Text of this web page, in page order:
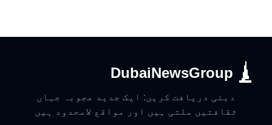
DubaiNewsGroup
دبئی دریافت کریں: ایک جدید عجوبہ جہاں
ثقافتیں ملتی ہیں اور مواقع لامحدود ہیں